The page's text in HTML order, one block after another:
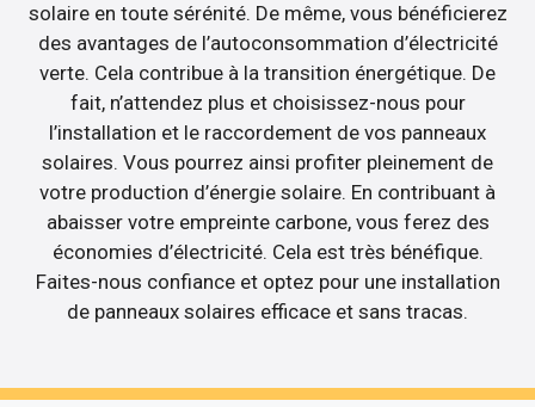
solaire en toute sérénité. De même, vous bénéficierez
des avantages de l’autoconsommation d’électricité
verte. Cela contribue à la transition énergétique. De
fait, n’attendez plus et choisissez-nous pour
l’installation et le raccordement de vos panneaux
solaires. Vous pourrez ainsi profiter pleinement de
votre production d’énergie solaire. En contribuant à
abaisser votre empreinte carbone, vous ferez des
économies d’électricité. Cela est très bénéfique.
Faites-nous confiance et optez pour une installation
de panneaux solaires efficace et sans tracas.